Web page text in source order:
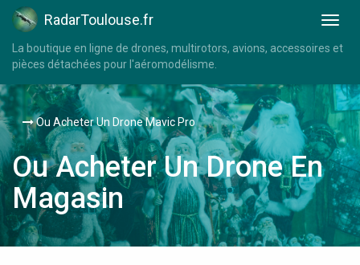
RadarToulouse.fr
La boutique en ligne de drones, multirotors, avions, accessoires et
pièces détachées pour l'aéromodélisme.
Ou Acheter Un Drone Mavic Pro
Ou Acheter Un Drone En
Magasin